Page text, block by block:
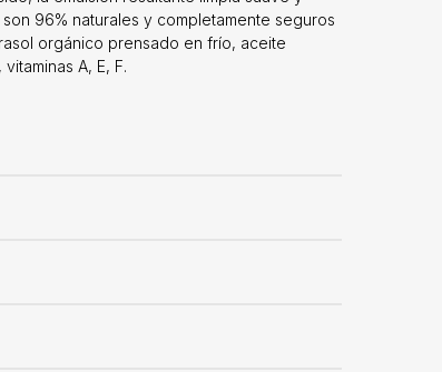
96% naturales y completamente seguros
orgánico prensado en frío, aceite
A, E, F.